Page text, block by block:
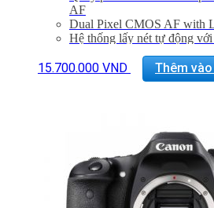
AF
Dual Pixel CMOS AF with
Hệ thống lấy nét tự động
ISO 12800, mở rộng ISO
Tốc độ chụp liên tiếp 7fps
Quà tặng: Thẻ 16Gb + Túi
15.700.000 VND Thêm